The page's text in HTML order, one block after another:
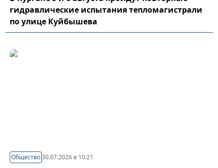
гидравлические испытания тепломагистрали
по улице Куйбышева
Общество30.07.2026 в 10:21